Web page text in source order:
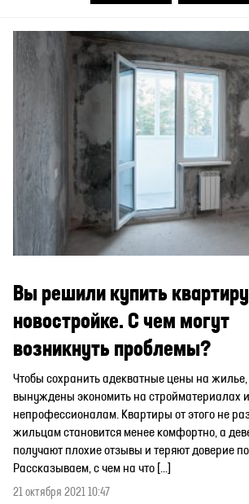
Вы решили купить
новостройке. С чем могут
возникнуть проблемы?
Чтобы сохранить адекватные цены на
вынуждены экономить на стройматериалах
непрофессионалам. Квартиры от этого не
жильцам становится менее комфортно, а
получают плохие отзывы и теряют доверие
Рассказываем, с чем на что […]
21 октября 2021 10:47